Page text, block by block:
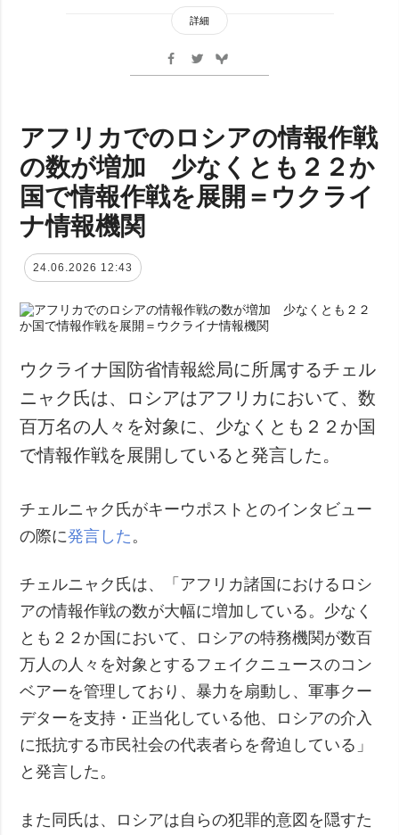
詳細
アフリカでのロシアの情報作戦
の数が増加 少なくとも２２か
国で情報作戦を展開＝ウクライ
ナ情報機関
24.06.2026 12:43
ウクライナ国防省情報総局に所属するチェル
ニャク氏は、ロシアはアフリカにおいて、数
百万名の人々を対象に、少なくとも２２か国
で情報作戦を展開していると発言した。
チェルニャク氏がキーウポストとのインタビュー
の際に発言した 。
チェルニャク氏は、「アフリカ諸国におけるロシ
アの情報作戦の数が大幅に増加している。少なく
とも２２か国において、ロシアの特務機関が数百
万人の人々を対象とするフェイクニュースのコン
ベアーを管理しており、暴力を扇動し、軍事クー
デターを支持・正当化している他、ロシアの介入
に抵抗する市民社会の代表者らを脅迫している」
と発言した。
また同氏は、ロシアは自らの犯罪的意図を隠すた